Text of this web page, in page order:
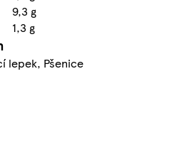
9,3 g
1,3 g
lepek, Pšenice